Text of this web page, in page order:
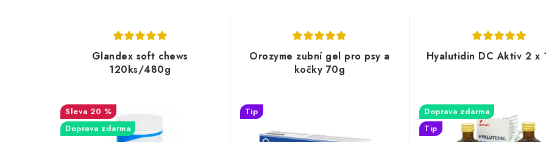
Glandex soft chews
120ks/480g
20 %
Doprava zdarma
Orozyme zubní gel pro psy a
kočky 70g
Tip
Hyalutidin DC Aktiv 2 x
Doprava zdarma
Tip